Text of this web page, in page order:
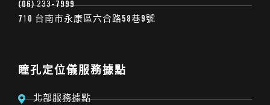
(06) 233-7999
710 台南市永康區六合路58巷9號
瞳孔定位儀服務據點
北部服務據點